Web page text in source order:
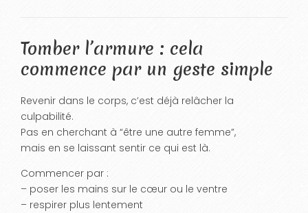
Tomber l’armure : cela
commence par un geste simple
Revenir dans le corps, c’est déjà relâcher la
culpabilité.
Pas en cherchant à “être une autre femme”,
mais en se laissant sentir ce qui est là.
Commencer par :
– poser les mains sur le cœur ou le ventre
– respirer plus lentement